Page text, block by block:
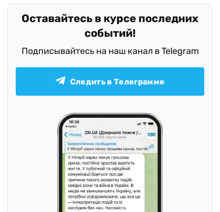
Оставайтесь в курсе последних
событий!
Подписывайтесь на наш канал в Telegram
Следить в Телеграмме